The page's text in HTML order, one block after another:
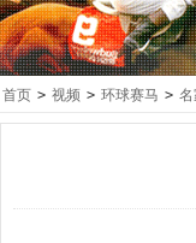
首页 > 视频 > 环球赛马 > 名